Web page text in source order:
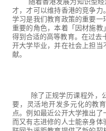
才，才可以维持香港的竞争
学习是我们教育政策的重要
重要的角色，本着「因材施
得到合适的高等教育。在过去
开大学毕业，并在社会上担
献。
除了正规学历课程外，公
要，灵活地开发多元化的教
点。例如最近公开大学推出
而又有志进修的人士能亲身